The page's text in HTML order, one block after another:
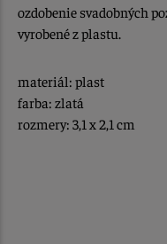
ozdobenie svadobných
vyrobené z plastu.
materiál: plast
farba: zlatá
rozmery: 3,1 x 2,1 cm